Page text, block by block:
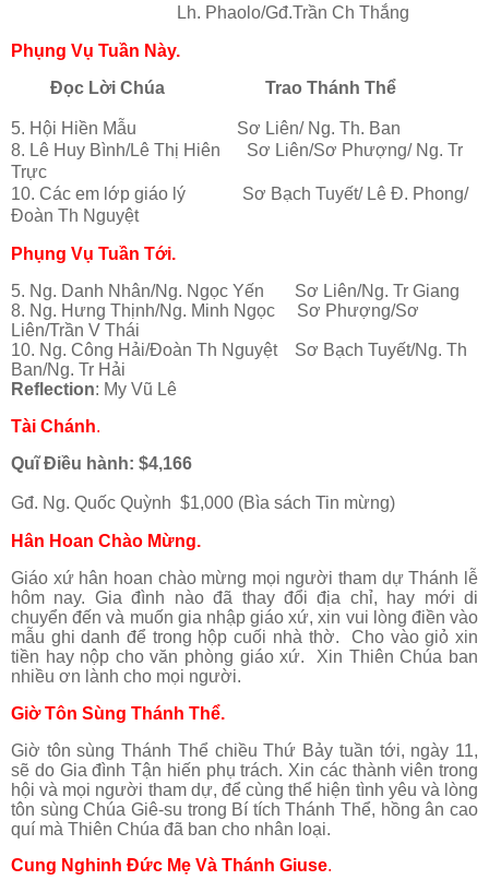
Lh. Phaolo/Gđ.Trần Ch Thắng
Phụng Vụ Tuần Này.
Đọc Lời Chúa
Trao Thánh Thể
5. Hội Hiền Mẫu Sơ Liên/ Ng. Th. Ban
8. Lê Huy Bình/Lê Thị Hiên Sơ Liên/Sơ Phượng/ Ng. Tr
Trực
10. Các em lớp giáo lý Sơ Bạch Tuyết/ Lê Đ. Phong/
Đoàn Th Nguyệt
Phụng Vụ Tuần Tới.
5. Ng. Danh Nhân/Ng. Ngọc Yến Sơ Liên/Ng. Tr Giang
8. Ng. Hưng Thịnh/Ng. Minh Ngọc Sơ Phượng/Sơ
Liên/Trần V Thái
10. Ng. Công Hải/Đoàn Th Nguyệt Sơ Bạch Tuyết/Ng. Th
Ban/Ng. Tr Hải
Reflection: My Vũ Lê
Tài Chánh.
Quĩ Điều hành: $4,166
Gđ. Ng. Quốc Quỳnh $1,000 (Bìa sách Tin mừng)
Hân Hoan Chào Mừng.
Giáo xứ hân hoan chào mừng mọi người tham dự Thánh lễ
hôm nay. Gia đình nào đã thay đổi địa chỉ, hay mới di
chuyển đến và muốn gia nhập giáo xứ, xin vui lòng điền vào
mẫu ghi danh để trong hộp cuối nhà thờ. Cho vào giỏ xin
tiền hay nộp cho văn phòng giáo xứ. Xin Thiên Chúa ban
nhiều ơn lành cho mọi người.
Giờ Tôn Sùng Thánh Thể.
Giờ tôn sùng Thánh Thể chiều Thứ Bảy tuần tới, ngày 11,
sẽ do Gia đình Tận hiến phụ trách. Xin các thành viên trong
hội và mọi người tham dự, để cùng thể hiện tình yêu và lòng
tôn sùng Chúa Giê-su trong Bí tích Thánh Thể, hồng ân cao
quí mà Thiên Chúa đã ban cho nhân loại.
Cung Nghinh Đức Mẹ Và Thánh Giuse.